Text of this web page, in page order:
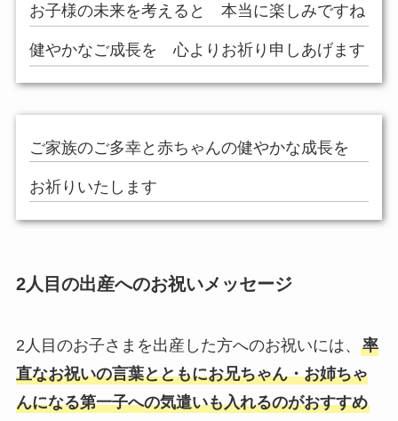
お子様の未来を考えると 本当に楽しみですね
健やかなご成長を 心よりお祈り申しあげます
ご家族のご多幸と赤ちゃんの健やかな成長を
お祈りいたします
2人目の出産へのお祝いメッセージ
2人目のお子さまを出産した方へのお祝いには、 率
直なお祝いの言葉とともにお兄ちゃん・お姉ちゃ
んになる第一子への気遣いも入れるのがおすすめ